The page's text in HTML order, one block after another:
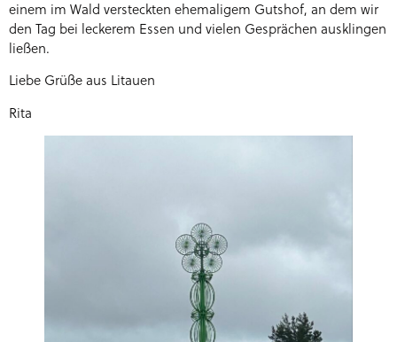
einem im Wald versteckten ehemaligem Gutshof, an dem wir
den Tag bei leckerem Essen und vielen Gesprächen ausklingen
ließen.
Liebe Grüße aus Litauen
Rita